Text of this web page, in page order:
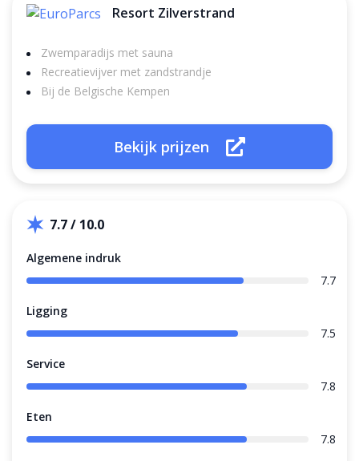
Resort Zilverstrand
Zwemparadijs met sauna
Recreatievijver met zandstrandje
Bij de Belgische Kempen
Bekijk prijzen
7.7 / 10.0
Algemene indruk
7.7
Ligging
7.5
Service
7.8
Eten
7.8